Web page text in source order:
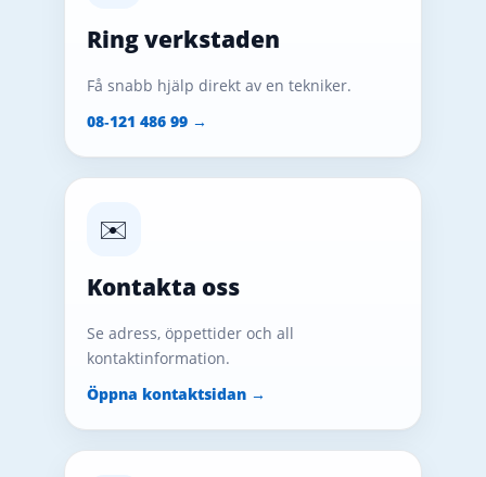
Ring verkstaden
Få snabb hjälp direkt av en tekniker.
08‑121 486 99 →
✉️
Kontakta oss
Se adress, öppettider och all
kontaktinformation.
Öppna kontaktsidan →